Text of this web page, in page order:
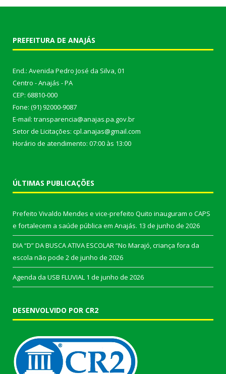
PREFEITURA DE ANAJÁS
End.: Avenida Pedro José da Silva, 01
Centro - Anajás - PA
CEP: 68810-000
Fone: (91) 92000-9087
E-mail: transparencia@anajas.pa.gov.br
Setor de Licitações: cpl.anajas@gmail.com
Horário de atendimento: 07:00 às 13:00
ÚLTIMAS PUBLICAÇÕES
Prefeito Vivaldo Mendes e vice-prefeito Quito inauguram o CAPS
e fortalecem a saúde pública em Anajás. 13 de junho de 2026
DIA “D” DA BUSCA ATIVA ESCOLAR “No Marajó, criança fora da
escola não pode 2 de junho de 2026
Agenda da USB FLUVIAL 1 de junho de 2026
DESENVOLVIDO POR CR2